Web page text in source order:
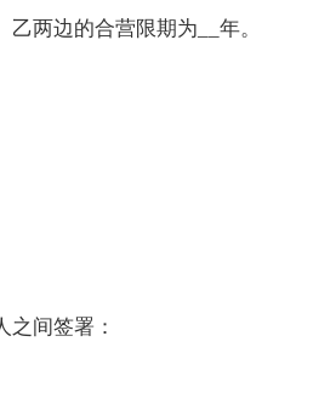
两边的合营限期为__年。
间签署：